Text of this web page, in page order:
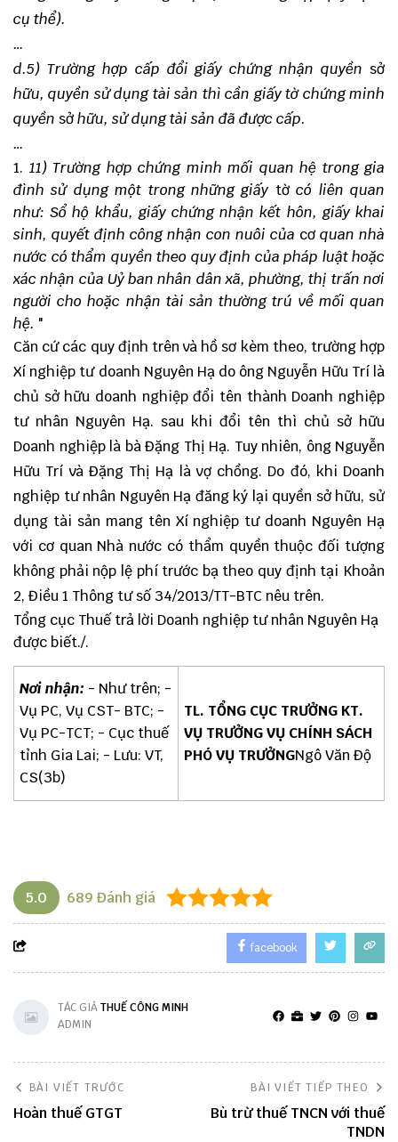
cụ thể).
…
d.5) Trường hợp cấp đổi giấy chứng nhận quyền sở
hữu, quyền sử dụng tài sản thì cần giấy tờ chứng minh
quyền sởhữu, sử dụng tài sản đã được cấp.
…
11) Trường hợp chứng minh mối quan hệ trong gia
đình sử dụng một trong những giấy tờcó liên quan
như: Sổ hộ khẩu, giấy chứng nhận kết hôn, giấy khai
sinh, quyết định công nhận con nuôi của cơ quan nhà
nước có thẩm quyền theo quy định của pháp luật hoặc
xác nhận của Uỷ ban nhân dân xã, phường, thị trấn nơi
người cho hoặc nhận tài sản thường trú về mối quan
hệ. "
Căn cứ các quy định trên và hồ sơ kèm theo, trường hợp
Xí nghiệp tư doanh Nguyên Hạ do ông Nguyễn Hữu Trí là
chủ sở hữu doanh nghiệp đổi tên thành Doanh nghiệp
tư nhân Nguyên Hạ. sau khi đổi tên thì chủ sở hữu
Doanh nghiệp là bà Đặng Thị Hạ. Tuy nhiên, ông Nguyễn
Hữu Trí và Đặng Thị Hạ là vợ chồng. Do đó, khi Doanh
nghiệp tư nhân Nguyên Hạ đăng ký lại quyền sở hữu, sử
dụng tài sản mang tên Xí nghiệp tư doanh Nguyên Hạ
với cơ quan Nhà nước có thẩm quyền thuộc đối tượng
không phải nộp lệ phí trước bạ theo quy định tại Khoản
2, Điều 1 Thông tư số 34/2013/TT-BTC nêu trên.
Tổng cục Thuế trả lời Doanh nghiệp tư nhân Nguyên Hạ
được biết./.
Nơi nhận: - Như trên; -
Vụ PC, Vụ CST- BTC; -
Vụ PC-TCT; - Cục thuế
tỉnh Gia Lai; - Lưu: VT,
CS(3b)
TL. TỔNG CỤC TRƯỞNG KT.
VỤ TRƯỞNG VỤ CHÍNH SÁCH
PHÓ VỤ TRƯỞNGNgô Văn Độ
5.0 689 Đánh giá
facebook
TÁC GIẢTHUẾ CÔNG MINH
ADMIN
BÀI VIẾT TRƯỚC
Hoàn thuế GTGT
BÀI VIẾT TIẾP THEO
Bù trừ thuế TNCN với thuế
TNDN